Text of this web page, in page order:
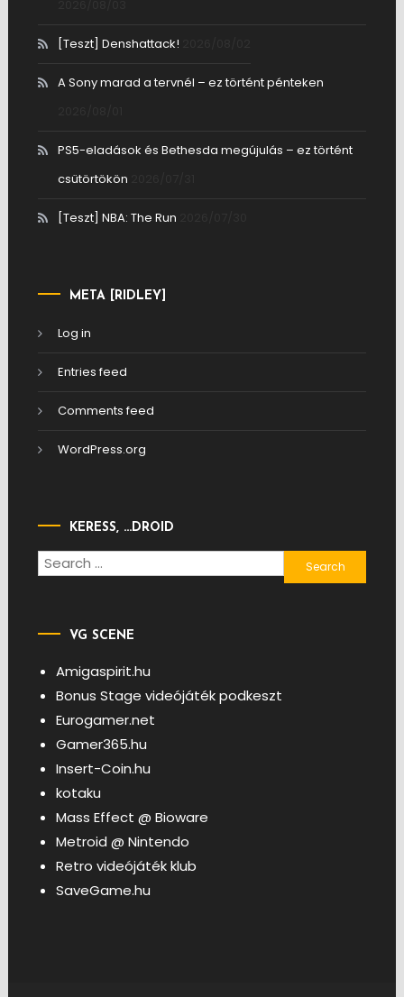
[Teszt] Denshattack!
A Sony marad a tervnél – ez történt pénteken
PS5-eladások és Bethesda megújulás – ez történt
csütörtökön
[Teszt] NBA: The Run
META [RIDLEY]
Log in
Entries feed
Comments feed
WordPress.org
KERESS, …DROID
Search
for:
VG SCENE
Amigaspirit.hu
Bonus Stage videójáték podkeszt
Eurogamer.net
Gamer365.hu
Insert-Coin.hu
kotaku
Mass Effect @ Bioware
Metroid @ Nintendo
Retro videójáték klub
SaveGame.hu